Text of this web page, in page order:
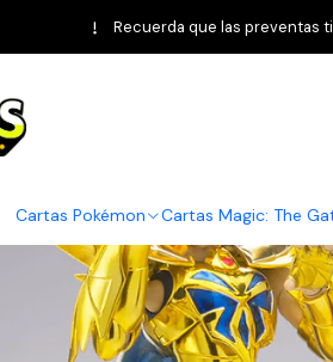
Cartas Pokémon Cartas Magic: The
Recuerda que las preventas
Inicio Figuras de